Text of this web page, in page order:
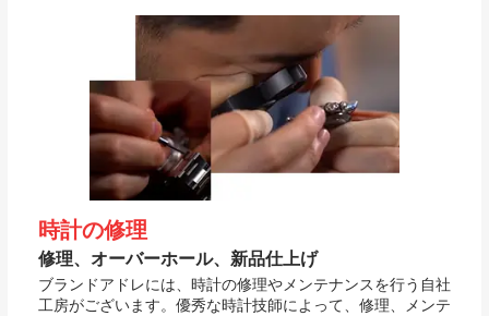
時計の修理
修理、オーバーホール、新品仕上げ
ブランドアドレには、時計の修理やメンテナンスを行う自社
工房がございます。優秀な時計技師によって、修理、メンテ